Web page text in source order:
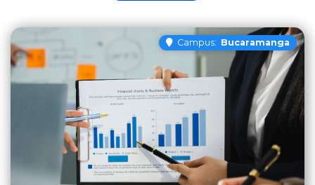
Campus: Bucaramanga